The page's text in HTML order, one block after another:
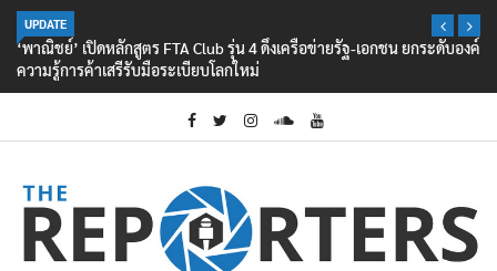
UPDATE
‘พาณิชย์’ เปิดหลักสูตร FTA Club รุ่น 4 ดึงเครือข่ายรัฐ-เอกชน ยกระดับองค์
ความรู้การค้าเสรีรับมือระเบียบโลกใหม่